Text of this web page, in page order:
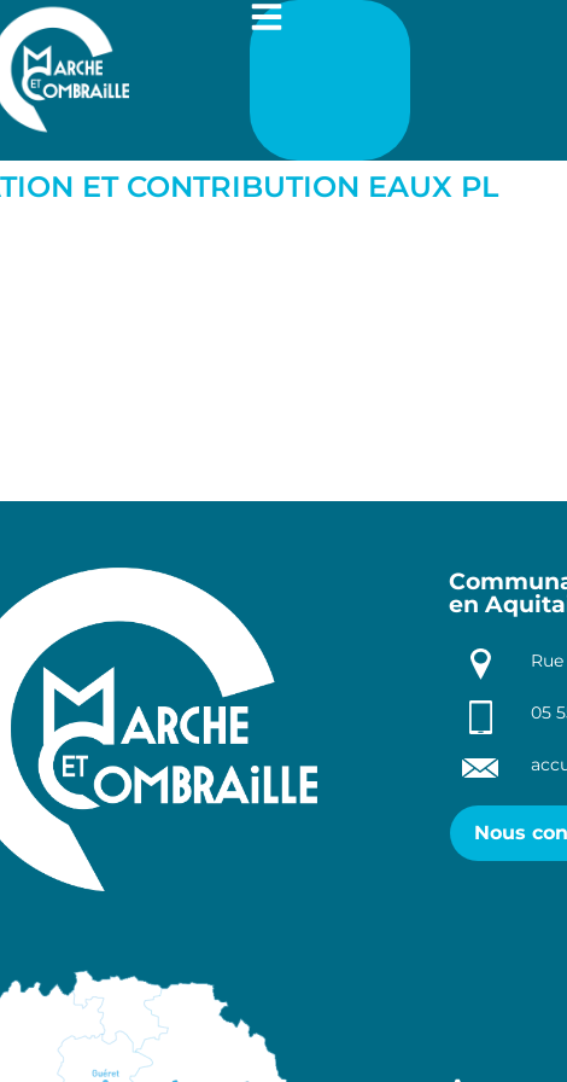
ET CONTRIBUTION EAUX PL
en
05
Nous